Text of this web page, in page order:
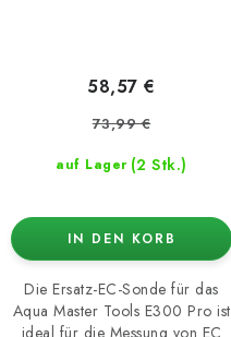
auf Lager (2 Stk.)
58,57 €
73,99 €
IN DEN KORB
Die Ersatz-EC-Sonde für das
Aqua Master Tools E300 Pro ist
ideal für die Messung von EC